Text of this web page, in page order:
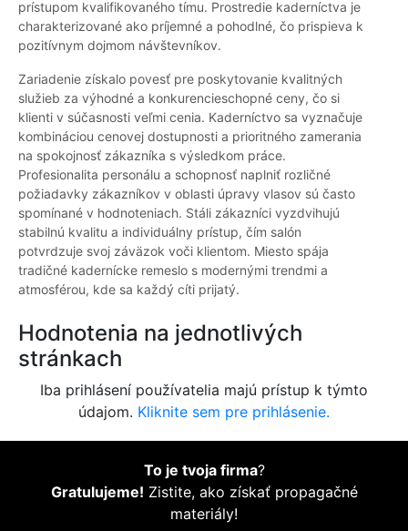
prístupom kvalifikovaného tímu. Prostredie kaderníctva je
charakterizované ako príjemné a pohodlné, čo prispieva k
pozitívnym dojmom návštevníkov.
Zariadenie získalo povesť pre poskytovanie kvalitných
služieb za výhodné a konkurencieschopné ceny, čo si
klienti v súčasnosti veľmi cenia. Kaderníctvo sa vyznačuje
kombináciou cenovej dostupnosti a prioritného zamerania
na spokojnosť zákazníka s výsledkom práce.
Profesionalita personálu a schopnosť naplniť rozličné
požiadavky zákazníkov v oblasti úpravy vlasov sú často
spomínané v hodnoteniach. Stáli zákazníci vyzdvihujú
stabilnú kvalitu a individuálny prístup, čím salón
potvrdzuje svoj záväzok voči klientom. Miesto spája
tradičné kadernícke remeslo s modernými trendmi a
atmosférou, kde sa každý cíti prijatý.
Hodnotenia na jednotlivých
stránkach
Iba prihlásení používatelia majú prístup k týmto
údajom. Kliknite sem pre prihlásenie.
To je tvoja firma?
Gratulujeme! Zistite, ako získať propagačné
materiály!